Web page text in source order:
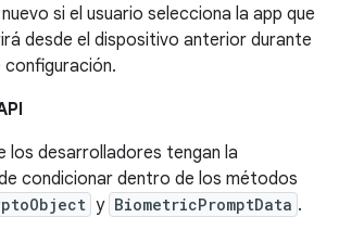
si el usuario selecciona la app que
desde el dispositivo anterior durante
los desarrolladores tengan la
condicionar dentro de los métodos
y BiometricPromptData .